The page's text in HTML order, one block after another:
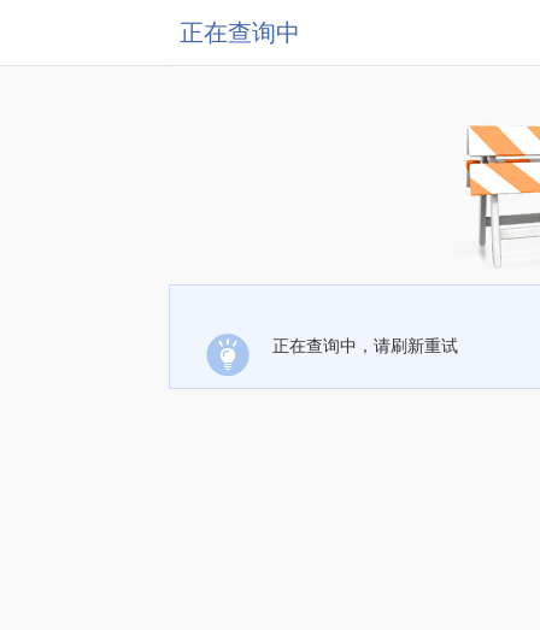
正在查询中
正在查询中，请刷新重试